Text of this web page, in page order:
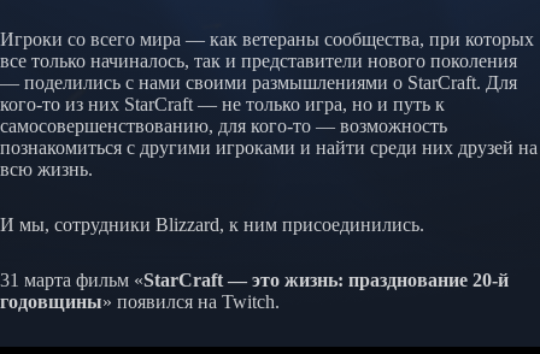
Игроки со всего мира — как ветераны сообщества, при которых
все только начиналось, так и представители нового поколения
— поделились с нами своими размышлениями о StarCraft. Для
кого-то из них StarCraft — не только игра, но и путь к
самосовершенствованию, для кого-то — возможность
познакомиться с другими игроками и найти среди них друзей на
всю жизнь.
И мы, сотрудники Blizzard, к ним присоединились.
31 марта фильм «StarCraft — это жизнь: празднование 20-й
годовщины» появился на Twitch.